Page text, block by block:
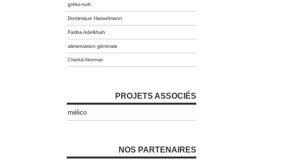
gréko-turk
Dominique Hasselmann
Fariba Adelkhah
alimentation générale
Chantal Akerman
PROJETS ASSOCIÉS
mélico
NOS PARTENAIRES